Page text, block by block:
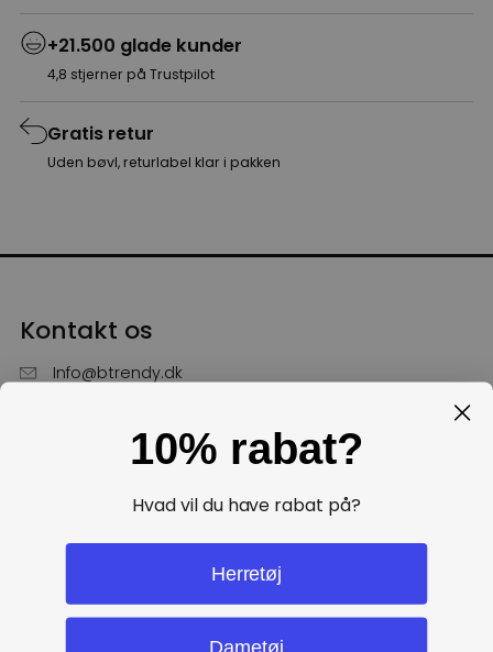
+21.500 glade kunder
4,8 stjerner på Trustpilot
Gratis retur
Uden bøvl, returlabel klar i pakken
Kontakt os
Info@btrendy.dk
Hverdage fra kl. 10 - 16
10% rabat?
Hvad vil du have rabat på?
Herretøj